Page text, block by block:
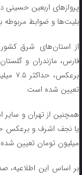
بلیت‌ها و ضوابط مربوطه
از استان‌های شرق کشور
فارس، مازندران و
تعیین شده است.
همچنین از تهران و
میلیون تومان تعیین
بر اساس این اطلاعیه،